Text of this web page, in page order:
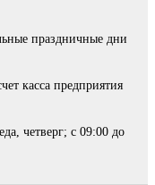
праздничные дни
касса предприятия
четверг; с 09:00 до